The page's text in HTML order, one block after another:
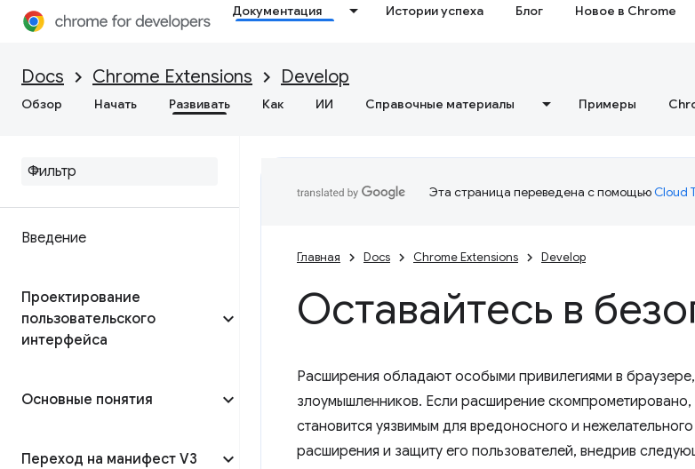
Документация Истории успеха Блог Новое в Chrome
Docs Chrome Extensions Develop
Обзор Начать Развивать Как ИИ Справочные материалы Примеры
Введение
Проектирование
пользовательского
интерфейса
Основные понятия
Переход на манифест V3
Эта страница переведена с помощьюCloud
Главная Docs Chrome Extensions Develop
Оставайтесь в
Расширения обладают особыми привилегиями в
злоумышленников. Если расширение скомпрометировано,
становится уязвимым для вредоносного и
расширения и защиту его пользователей, внедрив